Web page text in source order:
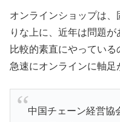
オンラインショップは
りな上に、近年は問題
比較的素直にやってい
急速にオンラインに軸足
中国チェーン経営協